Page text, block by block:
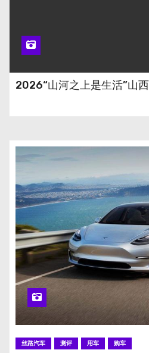
2026“山河之上是生活”山
丝路汽车 测评 用车 购车